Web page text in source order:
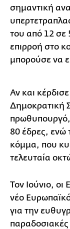
σημαντική
του από 12 σε
επιρροή στο
μπορούσε να
Αν και
Δημοκρατική
πρωθυπουργό,
80 έδρες, ενώ
κόμμα, που
τελευταία
Τον Ιούνιο, οι
νέο
για την
παραδοσιακές